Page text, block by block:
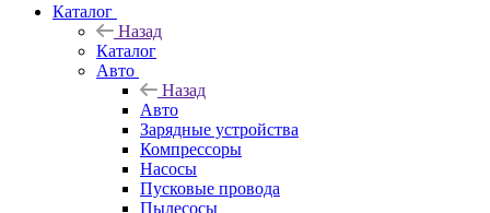
Каталог
Назад
Каталог
Авто
Назад
Авто
Зарядные устройства
Компрессоры
Насосы
Пусковые провода
Пылесосы